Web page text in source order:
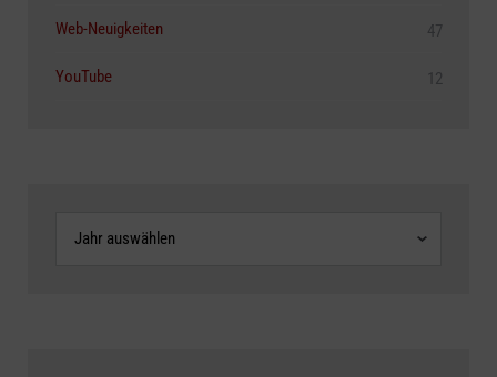
Web-Neuigkeiten 47
YouTube 12